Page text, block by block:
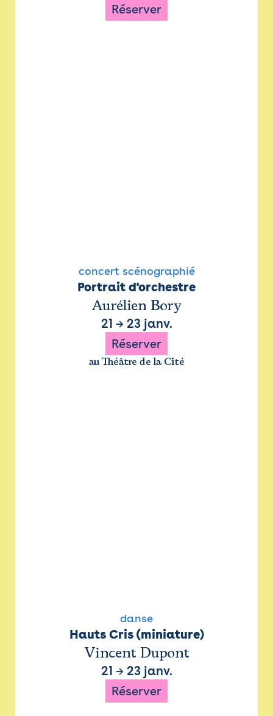
Réserver
concert scénographié
Portrait d'orchestre
Aurélien Bory
21 → 23 janv.
Réserver
au Théâtre de la Cité
danse
Hauts Cris (miniature)
Vincent Dupont
21 → 23 janv.
Réserver